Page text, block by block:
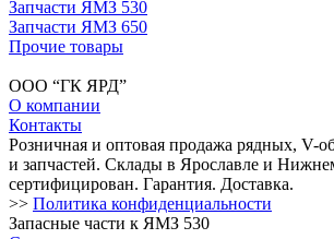
Запчасти ЯМЗ 530
Запчасти ЯМЗ 650
Прочие товары
ООО “ГК ЯРД”
О компании
Контакты
Розничная и оптовая продажа рядных, V-
и запчастей. Склады в Ярославле и
сертифицирован. Гарантия. Доставка.
>> Политика конфиденциальности
Запасные части к ЯМЗ 530